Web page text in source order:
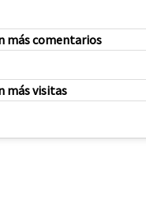
más comentarios
más visitas